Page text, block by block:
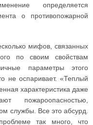
определяется
о противопожарной
мифов, связанных
по своим свойствам
параметры этого
не оспаривает. «Теплый
характеристика даже
пожароопасностью,
службы. Все это абсурд.
так много, что